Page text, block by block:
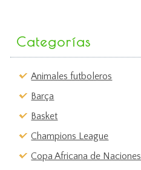
Categorías
Animales futboleros
Barça
Basket
Champions League
Copa Africana de Naciones